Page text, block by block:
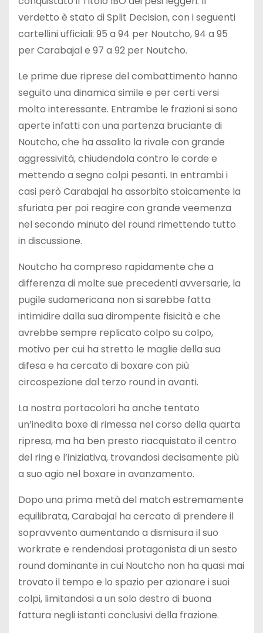
verdetto è stato di Split Decision, con i seguenti
cartellini ufficiali: 95 a 94 per Noutcho, 94 a 95
per Carabajal e 97 a 92 per Noutcho.
Le prime due riprese del combattimento hanno
seguito una dinamica simile e per certi versi
molto interessante. Entrambe le frazioni si sono
aperte infatti con una partenza bruciante di
Noutcho, che ha assalito la rivale con grande
aggressività, chiudendola contro le corde e
mettendo a segno colpi pesanti. In entrambi i
casi però Carabajal ha assorbito stoicamente la
sfuriata per poi reagire con grande veemenza
nel secondo minuto del round rimettendo tutto
in discussione.
Noutcho ha compreso rapidamente che a
differenza di molte sue precedenti avversarie, la
pugile sudamericana non si sarebbe fatta
intimidire dalla sua dirompente fisicità e che
avrebbe sempre replicato colpo su colpo,
motivo per cui ha stretto le maglie della sua
difesa e ha cercato di boxare con più
circospezione dal terzo round in avanti.
La nostra portacolori ha anche tentato
un’inedita boxe di rimessa nel corso della quarta
ripresa, ma ha ben presto riacquistato il centro
del ring e l’iniziativa, trovandosi decisamente più
a suo agio nel boxare in avanzamento.
Dopo una prima metà del match estremamente
equilibrata, Carabajal ha cercato di prendere il
sopravvento aumentando a dismisura il suo
workrate e rendendosi protagonista di un sesto
round dominante in cui Noutcho non ha quasi mai
trovato il tempo e lo spazio per azionare i suoi
colpi, limitandosi a un solo destro di buona
fattura negli istanti conclusivi della frazione.